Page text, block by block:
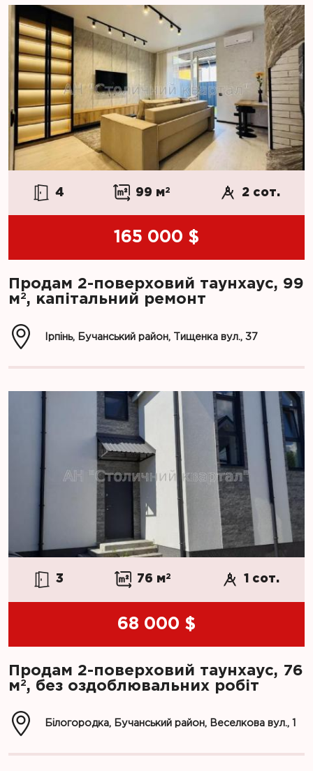
4 99 м2 2 сот.
165 000 $
Продам 2-поверховий таунхаус, 99
м2, капітальний ремонт
Ірпінь, Бучанський район, Тищенка вул., 37
3 76 м2 1 сот.
68 000 $
Продам 2-поверховий таунхаус, 76
м2, без оздоблювальних робіт
Білогородка, Бучанський район, Веселкова вул., 1